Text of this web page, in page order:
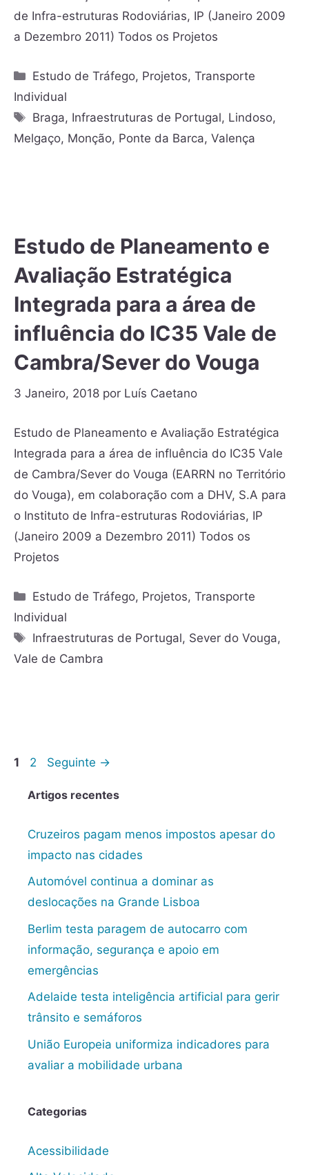
de Infra-estruturas Rodoviárias, IP (Janeiro 2009
a Dezembro 2011) Todos os Projetos
Estudo de Tráfego, Projetos,Transporte
Individual
Braga, Infraestruturas de Portugal, Lindoso,
Melgaço, Monção, Ponte da Barca, Valença
Estudo de Planeamento e
Avaliação Estratégica
Integrada para a área de
influência do IC35 Vale de
Cambra/Sever do Vouga
3 Janeiro, 2018 por Luís Caetano
Estudo de Planeamento e Avaliação Estratégica
Integrada para a área de influência do IC35 Vale
de Cambra/Sever do Vouga (EARRN no Território
do Vouga), em colaboração com a DHV, S.A para
o Instituto de Infra-estruturas Rodoviárias, IP
(Janeiro 2009 a Dezembro 2011) Todos os
Projetos
Estudo de Tráfego, Projetos,Transporte
Individual
Infraestruturas de Portugal, Sever do Vouga,
Vale de Cambra
1 2 Seguinte →
Artigos recentes
Cruzeiros pagam menos impostos apesar do
impacto nas cidades
Automóvel continua a dominar as
deslocações na Grande Lisboa
Berlim testa paragem de autocarro com
informação, segurança e apoio em
emergências
Adelaide testa inteligência artificial para gerir
trânsito e semáforos
União Europeia uniformiza indicadores para
avaliar a mobilidade urbana
Categorias
Acessibilidade